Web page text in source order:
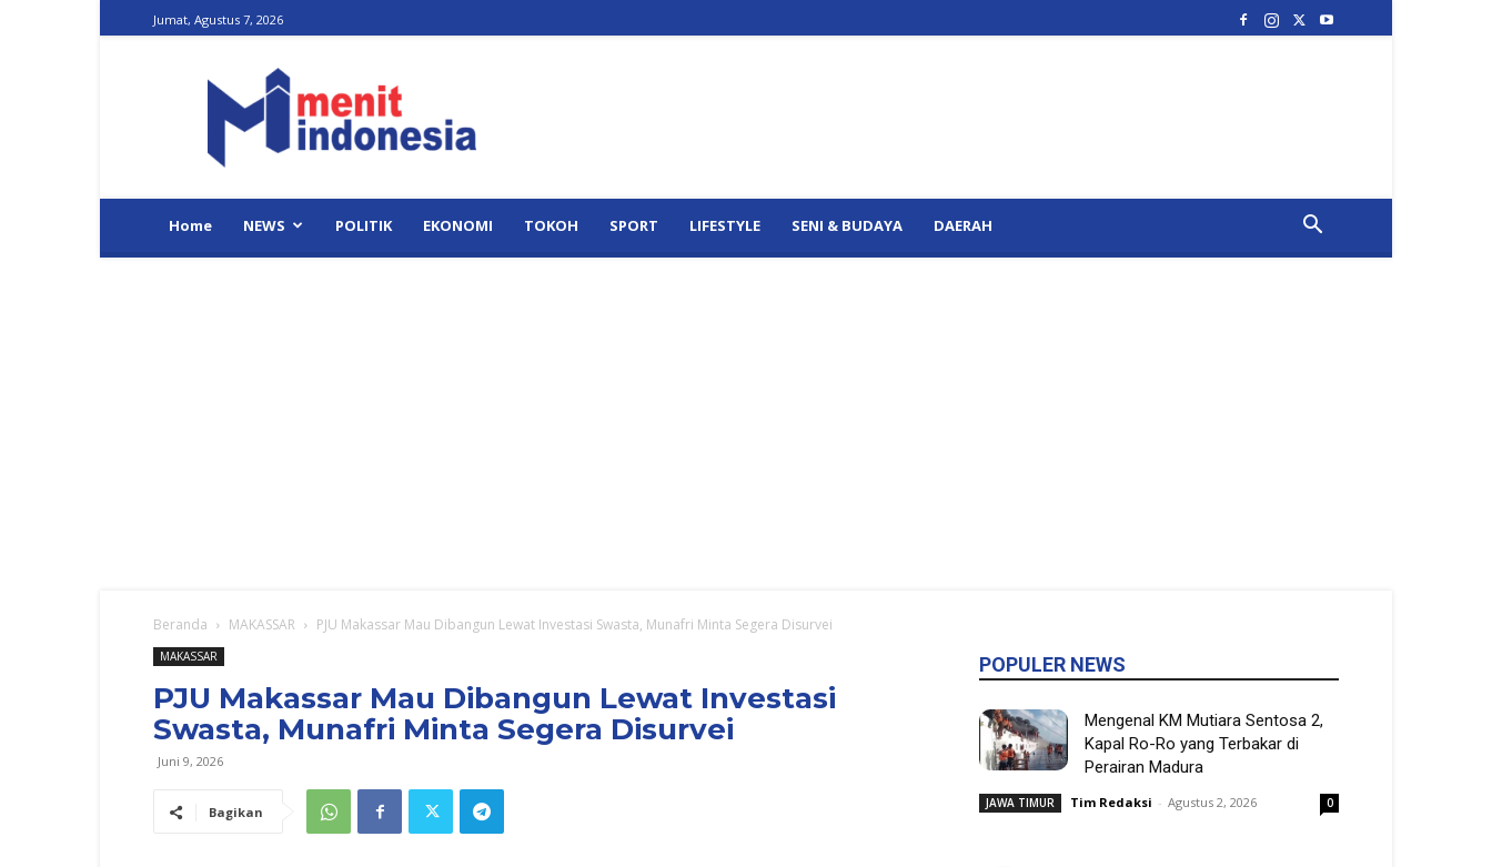
Jumat, Agustus 7, 2026
Indonesia
Home NEWS POLITIK EKONOMI TOKOH SPORT LIFESTYLE SENI & BUDAYA DAERAH
Beranda MAKASSAR PJU Makassar Mau Dibangun Lewat Investasi Swasta, Munafri Minta Segera Disurvei
MAKASSAR
PJU Makassar Mau Dibangun Lewat Investasi
Swasta, Munafri Minta Segera Disurvei
Juni 9, 2026
Bagikan
POPULER NEWS
Mengenal KM Mutiara Sentosa 2,
Kapal Ro-Ro yang Terbakar di
Perairan Madura
JAWA TIMUR Tim Redaksi - Agustus 2, 2026 0